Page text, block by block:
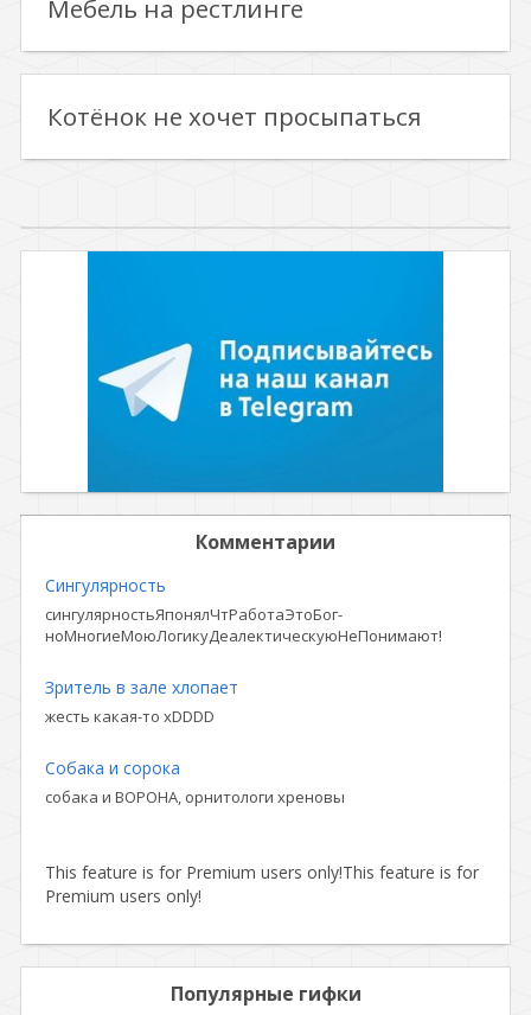
Мебель на рестлинге
Котёнок не хочет просыпаться
Комментарии
Сингулярность
сингулярностьЯпонялЧтРаботаЭтоБог-
ноМногиеМоюЛогикуДеалектическуюНеПонимают!
Зритель в зале хлопает
жесть какая-то xDDDD
Собака и сорока
собака и ВОРОНА, орнитологи хреновы
This feature is for Premium users only!This feature is for
Premium users only!
Популярные гифки